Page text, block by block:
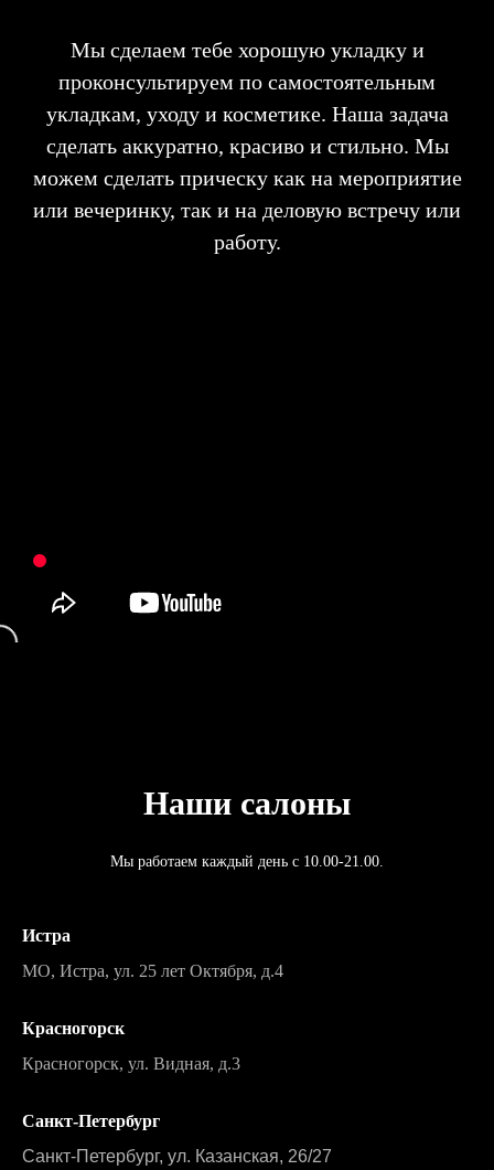
Мы сделаем тебе хорошую укладку и
проконсультируем по самостоятельным
укладкам, уходу и косметике. Наша задача
сделать аккуратно, красиво и стильно. Мы
можем сделать прическу как на мероприятие
или вечеринку, так и на деловую встречу или
работу.
Наши салоны
Мы работаем каждый день с 10.00-21.00.
Истра
МО, Истра, ул. 25 лет Октября, д.4
Красногорск
Красногорск, ул. Видная, д.3
Санкт-Петербург
Санкт-Петербург, ул. Казанская, 26/27